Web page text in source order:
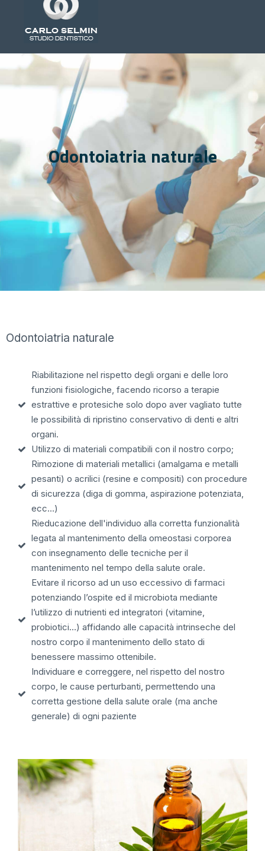
Odontoiatria naturale
Odontoiatria naturale
Riabilitazione nel rispetto degli organi e delle loro
funzioni fisiologiche, facendo ricorso a terapie
estrattive e protesiche solo dopo aver vagliato tutte
le possibilità di ripristino conservativo di denti e altri
organi.
Utilizzo di materiali compatibili con il nostro corpo;
Rimozione di materiali metallici (amalgama e metalli
pesanti) o acrilici (resine e compositi) con procedure
di sicurezza (diga di gomma, aspirazione potenziata,
ecc…)
Rieducazione dell'individuo alla corretta funzionalità
legata al mantenimento della omeostasi corporea
con insegnamento delle tecniche per il
mantenimento nel tempo della salute orale.
Evitare il ricorso ad un uso eccessivo di farmaci
potenziando l’ospite ed il microbiota mediante
l’utilizzo di nutrienti ed integratori (vitamine,
probiotici…) affidando alle capacità intrinseche del
nostro corpo il mantenimento dello stato di
benessere massimo ottenibile.
Individuare e correggere, nel rispetto del nostro
corpo, le cause perturbanti, permettendo una
corretta gestione della salute orale (ma anche
generale) di ogni paziente